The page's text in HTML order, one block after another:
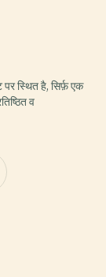
पर स्थित है, सिर्फ़ एक
व